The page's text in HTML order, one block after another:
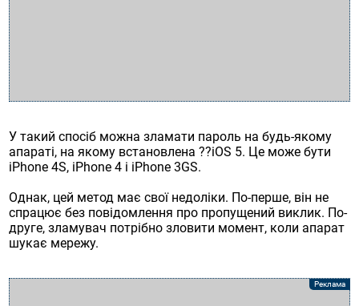
У такий спосіб можна зламати пароль на будь-якому
апараті, на якому встановлена ??iOS 5. Це може бути
iPhone 4S, iPhone 4 і iPhone 3GS.
Однак, цей метод має свої недоліки. По-перше, він не
спрацює без повідомлення про пропущений виклик. По-
друге, зламувач потрібно зловити момент, коли апарат
шукає мережу.